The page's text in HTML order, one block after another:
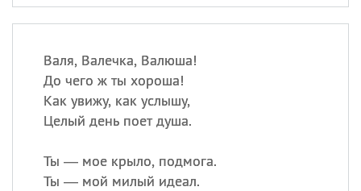
Валя, Валечка, Валюша!
До чего ж ты хороша!
Как увижу, как услышу,
Целый день поет душа.
Ты — мое крыло, подмога.
Ты — мой милый идеал.